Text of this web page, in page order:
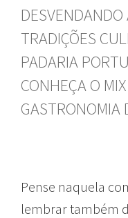
TRADIÇÕES
PADARIA
CONHEÇA O
GASTRONOMIA
Pense naquela
lembrar também